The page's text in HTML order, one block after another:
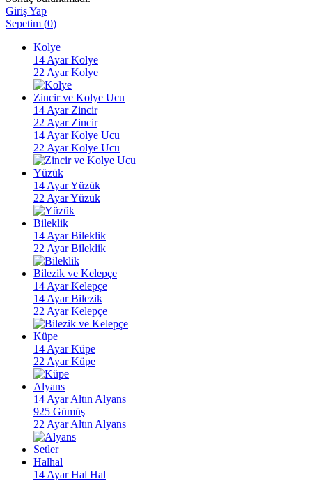
Giriş Yap
Sepetim (0)
Kolye
14 Ayar Kolye
22 Ayar Kolye
Zincir ve Kolye Ucu
14 Ayar Zincir
22 Ayar Zincir
14 Ayar Kolye Ucu
22 Ayar Kolye Ucu
Yüzük
14 Ayar Yüzük
22 Ayar Yüzük
Bileklik
14 Ayar Bileklik
22 Ayar Bileklik
Bilezik ve Kelepçe
14 Ayar Kelepçe
14 Ayar Bilezik
22 Ayar Kelepçe
Küpe
14 Ayar Küpe
22 Ayar Küpe
Alyans
14 Ayar Altın Alyans
925 Gümüş
22 Ayar Altın Alyans
Setler
Halhal
14 Ayar Hal Hal